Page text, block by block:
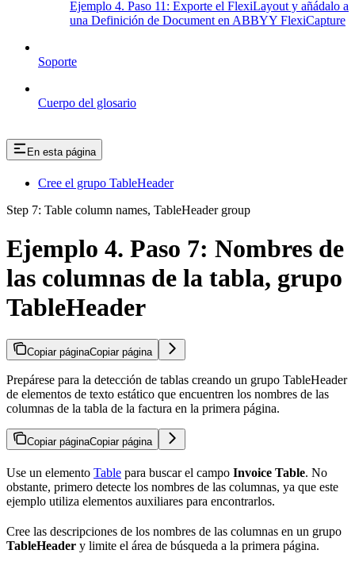
Ejemplo 4. Paso 11: Exporte el FlexiLayout y añádalo a
una Definición de Document en ABBYY FlexiCapture
Soporte
Cuerpo del glosario
En esta página
Cree el grupo TableHeader
Step 7: Table column names, TableHeader group
Ejemplo 4. Paso 7: Nombres de
las columnas de la tabla, grupo
TableHeader
Copiar páginaCopiar página
Prepárese para la detección de tablas creando un grupo TableHeader
de elementos de texto estático que encuentren los nombres de las
columnas de la tabla de la factura en la primera página.
Copiar páginaCopiar página
Use un elemento Table para buscar el campo Invoice Table. No
obstante, primero detecte los nombres de las columnas, ya que este
ejemplo utiliza elementos auxiliares para encontrarlos.
Cree las descripciones de los nombres de las columnas en un grupo
TableHeader y limite el área de búsqueda a la primera página.